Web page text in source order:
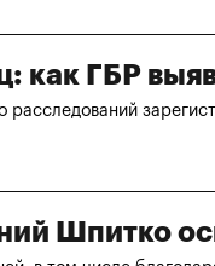
как ГБР
Шпитко